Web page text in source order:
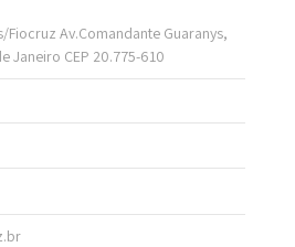
Fiocruz Av.Comandante Guaranys,
Janeiro CEP 20.775-610